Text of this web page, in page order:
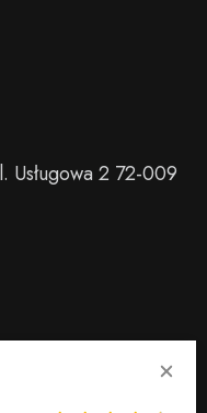
Usługowa 2 72-009